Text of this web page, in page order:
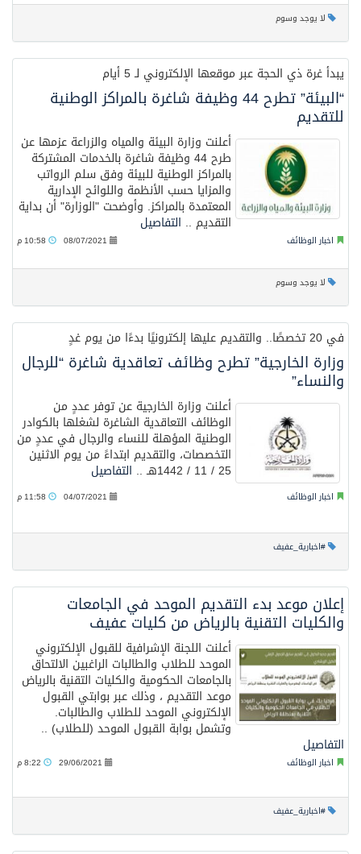
لا يوجد وسوم
يبدأ غرة ذي الحجة عبر موقعها الإلكتروني لـ 5 أيام
“البيئة” تطرح 44 وظيفة شاغرة بالمراكز الوطنية
للتقديم
أعلنت وزارة البيئة والمياه والزراعة عزمها عن
طرح 44 وظيفة شاغرة بالخدمات المشتركة
بالمراكز الوطنية للبيئة وفق سلم الرواتب
والمزايا حسب الأنظمة واللوائح الإدارية
المعتمدة بالمراكز. وأوضحت "الوزارة" أن بداية
التقديم .. التفاصيل
اخبار الوظائف 08/07/2021
لا يوجد وسوم
في 20 تخصصًا.. والتقديم عليها إلكترونيًا بدءًا من يوم غدٍ
وزارة الخارجية” تطرح وظائف تعاقدية شاغرة “للرجال
والنساء”
أعلنت وزارة الخارجية عن توفر عددٍ من
الوظائف التعاقدية الشاغرة لشغلها بالكوادر
الوطنية المؤهلة للنساء والرجال في عددٍ من
التخصصات، والتقديم ابتداءً من يوم الاثنين
25 / 11 / 1442هـ .. التفاصيل
اخبار الوظائف 04/07/2021
#اخبارية_عفيف
إعلان موعد بدء التقديم الموحد في الجامعات
والكليات التقنية بالرياض من كليات عفيف
أعلنت اللجنة الإشرافية للقبول الإلكتروني
الموحد للطلاب والطالبات الراغبين الالتحاق
بالجامعات الحكومية والكليات التقنية بالرياض
موعد التقديم ، وذلك عبر بوابتي القبول
الإلكتروني الموحد للطلاب والطالبات.
وتشمل بوابة القبول الموحد (للطلاب) ..
التفاصيل
اخبار الوظائف 29/06/2021
#اخبارية_عفيف